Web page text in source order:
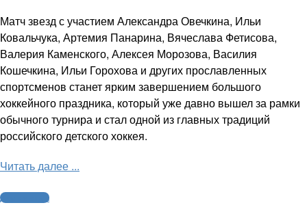
Матч звезд с участием Александра Овечкина, Ильи
Ковальчука, Артемия Панарина, Вячеслава Фетисова,
Валерия Каменского, Алексея Морозова, Василия
Кошечкина, Ильи Горохова и других прославленных
спортсменов станет ярким завершением большого
хоккейного праздника, который уже давно вышел за рамки
обычного турнира и стал одной из главных традиций
российского детского хоккея.
Читать далее ...
Другие виды